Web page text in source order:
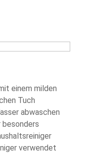
einem milden
Tuch
abwaschen
besonders
verwendet